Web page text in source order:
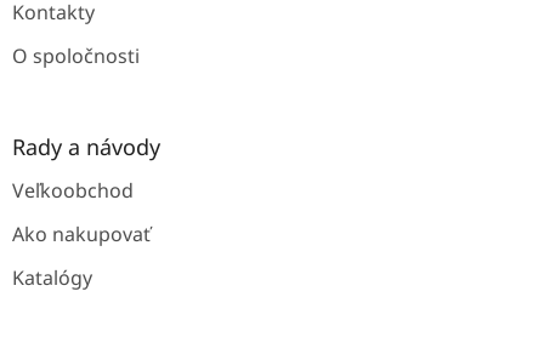
Kontakty
O spoločnosti
Rady a návody
Veľkoobchod
Ako nakupovať
Katalógy